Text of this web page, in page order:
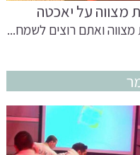
מצווה על יאכטה
ואתם רוצים לשמח...